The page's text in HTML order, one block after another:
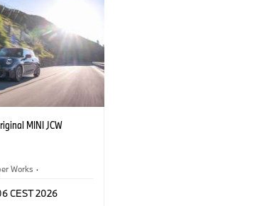
MINI JCW
Works ·
CEST 2026